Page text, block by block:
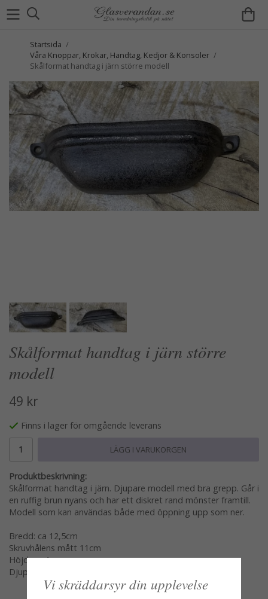
Startsida /
Våra Knoppar, Krokar, Handtag, Kedjor & Konsoler /
Skålformat handtag i järn större modell
Skålformat handtag i järn större
modell
49 kr
Finns i lager för omgående leverans
LÄGG I VARUKORGEN
Produktbeskrivning:
Skålformat handtag i järn. Djupare modell med bra grepp. Går i
en ruffig brun nyans och har ett diskret rand mönster framtill.
Modell som kan användas både med öppning upp som ner.
Bredd: ca 12,5cm
Skruvhålens mått 11cm
Höjd: ca 4cm
Djup: ca 3,5cm
Vi skräddarsyr din upplevelse